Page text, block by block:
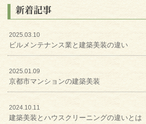
新着記事
2025.03.10
ビルメンテナンス業と建築美装の違い
2025.01.09
京都市マンションの建築美装
2024.10.11
建築美装とハウスクリーニングの違いとは